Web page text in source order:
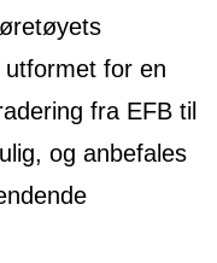
for en
fra EFB til
og anbefales